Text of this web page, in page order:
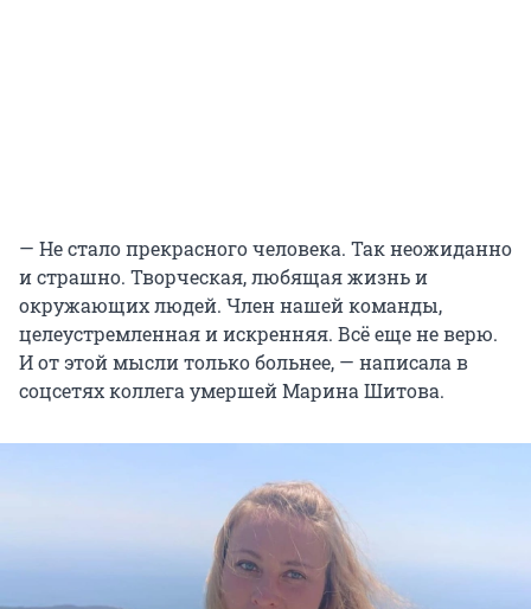
— Не стало прекрасного человека. Так неожиданно
и страшно. Творческая, любящая жизнь и
окружающих людей. Член нашей команды,
целеустремленная и искренняя. Всё еще не верю.
И от этой мысли только больнее, — написала в
соцсетях коллега умершей Марина Шитова.